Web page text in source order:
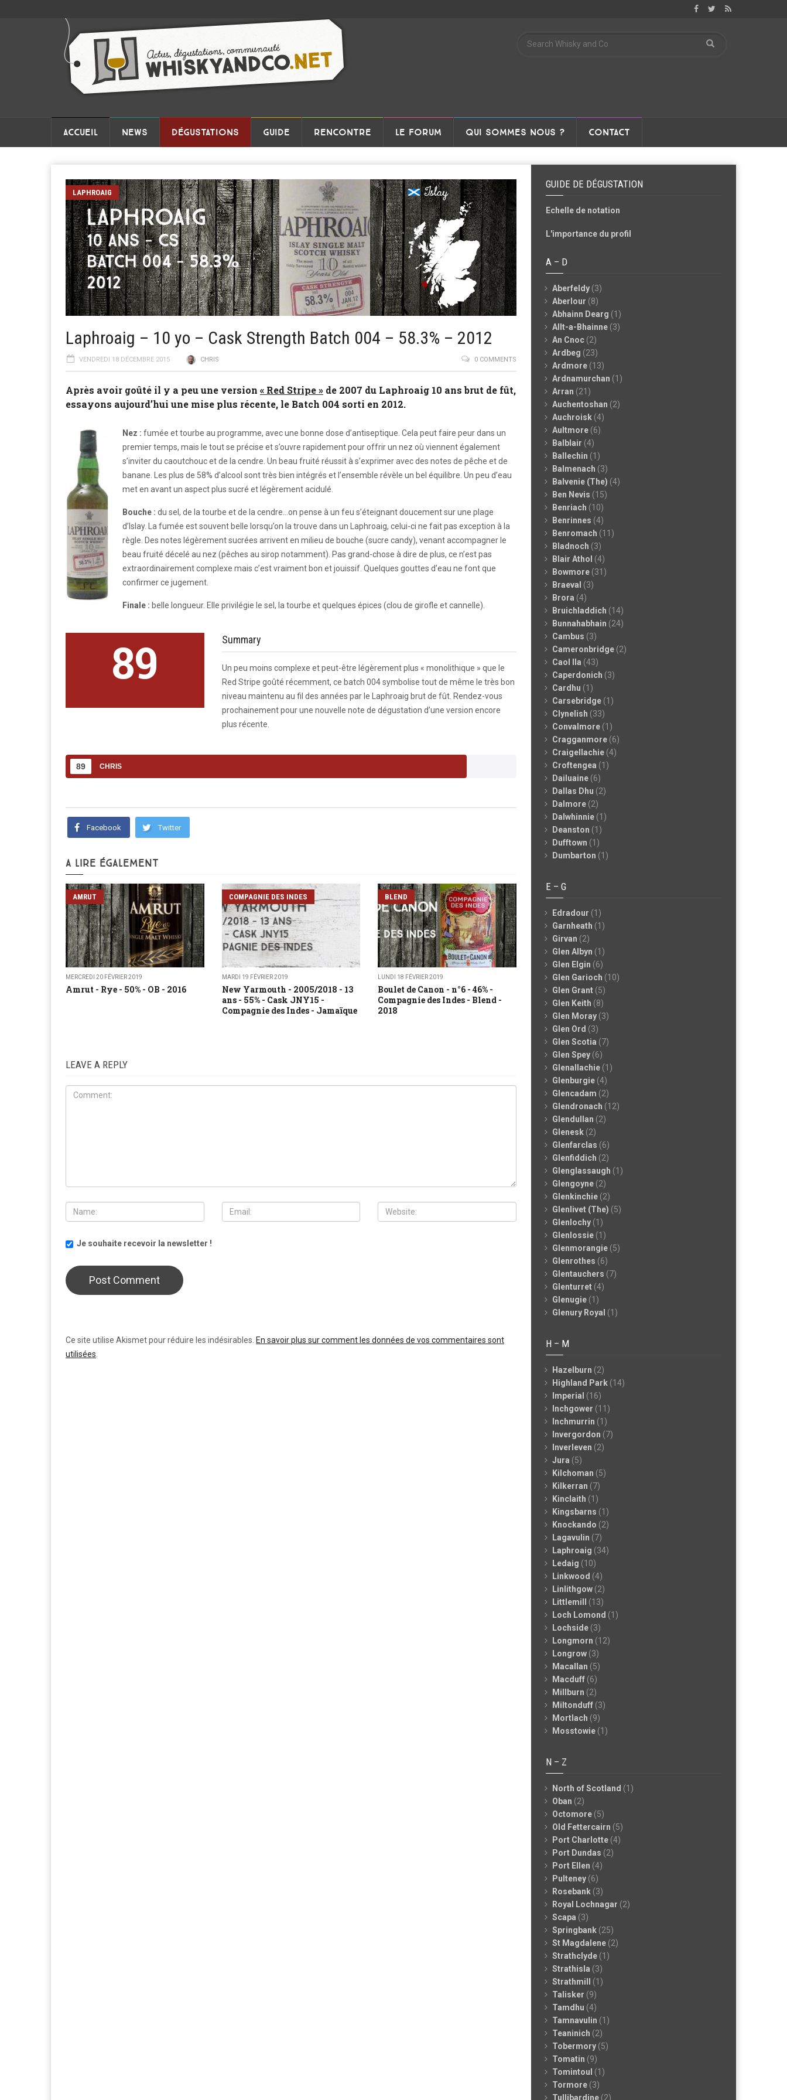
ACCUEIL NEWS DÉGUSTATIONS GUIDE RENCONTRE LE FORUM QUI SOMMES NOUS ? CONTACT
LAPHROAIG
Laphroaig – 10 yo – Cask Strength Batch 004 – 58.3% – 2012
VENDREDI 18 DÉCEMBRE 2015 CHRIS 0 COMMENTS
Après avoir goûté il y a peu une version « Red Stripe » de 2007 du Laphroaig 10 ans brut de fût,
essayons aujourd’hui une mise plus récente, le Batch 004 sorti en 2012.
Nez : fumée et tourbe au programme, avec une bonne dose d’antiseptique. Cela peut faire peur dans un
premier temps, mais le tout se précise et s’ouvre rapidement pour offrir un nez où viennent également
s’inviter du caoutchouc et de la cendre. Un beau fruité réussit à s’exprimer avec des notes de pêche et de
banane. Les plus de 58% d’alcool sont très bien intégrés et l’ensemble révèle un bel équilibre. Un peu d’eau
met en avant un aspect plus sucré et légèrement acidulé.
Bouche : du sel, de la tourbe et de la cendre…on pense à un feu s’éteignant doucement sur une plage
d’Islay. La fumée est souvent belle lorsqu’on la trouve dans un Laphroaig, celui-ci ne fait pas exception à la
règle. Des notes légèrement sucrées arrivent en milieu de bouche (sucre candy), venant accompagner le
beau fruité décelé au nez (pêches au sirop notamment). Pas grand-chose à dire de plus, ce n’est pas
extraordinairement complexe mais c’est vraiment bon et jouissif. Quelques gouttes d’eau ne font que
confirmer ce jugement.
Finale : belle longueur. Elle privilégie le sel, la tourbe et quelques épices (clou de girofle et cannelle).
89 Summary
Un peu moins complexe et peut-être légèrement plus « monolithique » que le
Red Stripe goûté récemment, ce batch 004 symbolise tout de même le très bon
niveau maintenu au fil des années par le Laphroaig brut de fût. Rendez-vous
prochainement pour une nouvelle note de dégustation d’une version encore
plus récente.
89 CHRIS
Facebook Twitter
A LIRE ÉGALEMENT
AMRUT
MERCREDI 20 FÉVRIER 2019
Amrut - Rye - 50% - OB - 2016
COMPAGNIE DES INDES
MARDI 19 FÉVRIER 2019
New Yarmouth - 2005/2018 - 13
ans - 55% - Cask JNY15 -
Compagnie des Indes - Jamaïque
BLEND
LUNDI 18 FÉVRIER 2019
Boulet de Canon - n°6 - 46% -
Compagnie des Indes - Blend -
2018
LEAVE A REPLY
Je souhaite recevoir la newsletter !
Ce site utilise Akismet pour réduire les indésirables. En savoir plus sur comment les données de vos commentaires sont
utilisées
GUIDE DE DÉGUSTATION
Echelle de notation
L'importance du profil
A – D
Aberfeldy (3)
Aberlour (8)
Abhainn Dearg (1)
Allt-a-Bhainne (3)
An Cnoc (2)
Ardbeg (23)
Ardmore (13)
Ardnamurchan (1)
Arran (21)
Auchentoshan (2)
Auchroisk (4)
Aultmore (6)
Balblair (4)
Ballechin (1)
Balmenach (3)
Balvenie (The) (4)
Ben Nevis (15)
Benriach (10)
Benrinnes (4)
Benromach (11)
Bladnoch (3)
Blair Athol (4)
Bowmore (31)
Braeval (3)
Brora (4)
Bruichladdich (14)
Bunnahabhain (24)
Cambus (3)
Cameronbridge (2)
Caol Ila (43)
Caperdonich (3)
Cardhu (1)
Carsebridge (1)
Clynelish (33)
Convalmore (1)
Cragganmore (6)
Craigellachie (4)
Croftengea (1)
Dailuaine (6)
Dallas Dhu (2)
Dalmore (2)
Dalwhinnie (1)
Deanston (1)
Dufftown (1)
Dumbarton (1)
E – G
Edradour (1)
Garnheath (1)
Girvan (2)
Glen Albyn (1)
Glen Elgin (6)
Glen Garioch (10)
Glen Grant (5)
Glen Keith (8)
Glen Moray (3)
Glen Ord (3)
Glen Scotia (7)
Glen Spey (6)
Glenallachie (1)
Glenburgie (4)
Glencadam (2)
Glendronach (12)
Glendullan (2)
Glenesk (2)
Glenfarclas (6)
Glenfiddich (2)
Glenglassaugh (1)
Glengoyne (2)
Glenkinchie (2)
Glenlivet (The) (5)
Glenlochy (1)
Glenlossie (1)
Glenmorangie (5)
Glenrothes (6)
Glentauchers (7)
Glenturret (4)
Glenugie (1)
Glenury Royal (1)
H – M
Hazelburn (2)
Highland Park (14)
Imperial (16)
Inchgower (11)
Inchmurrin (1)
Invergordon (7)
Inverleven (2)
Jura (5)
Kilchoman (5)
Kilkerran (7)
Kinclaith (1)
Kingsbarns (1)
Knockando (2)
Lagavulin (7)
Laphroaig (34)
Ledaig (10)
Linkwood (4)
Linlithgow (2)
Littlemill
(13)
Loch Lomond (1)
Lochside (3)
Longmorn (12)
Longrow (3)
Macallan (5)
Macduff (6)
Millburn (2)
Miltonduff (3)
Mortlach (9)
Mosstowie (1)
N – Z
North of Scotland (1)
Oban (2)
Octomore (5)
Old Fettercairn (5)
Port Charlotte (4)
Port Dundas (2)
Port Ellen (4)
Pulteney (6)
Rosebank (3)
Royal Lochnagar (2)
Scapa (3)
Springbank (25)
St Magdalene (2)
Strathclyde (1)
Strathisla (3)
Strathmill
(1)
Talisker (9)
Tamdhu (4)
Tamnavulin (1)
Teaninich (2)
Tobermory (5)
Tomatin (9)
Tomintoul (1)
Tormore (3)
Tullibardine (2)